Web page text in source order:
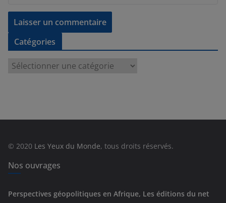
Catégories
e
s
© 2020 Les Yeux du Monde, tous droits réservés.
Nos ouvrages
Perspectives géopolitiques en Afrique, Les éditions du net